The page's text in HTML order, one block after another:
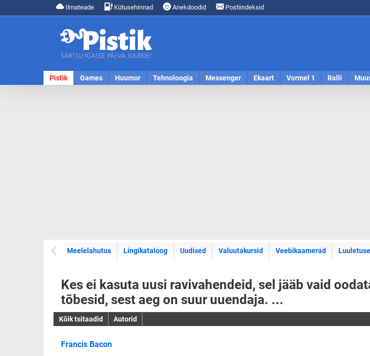
Ilmateade Kütusehinnad Anekdoodid Postiindeksid
Pistik Games Huumor Tehnoloogia Messenger Ekaart Vormel 1 Ralli
Meelelahutus Lingikataloog Uudised Valuutakursid Veebikaamerad
Kes ei kasuta uusi ravivahendeid, sel jääb vaid
tõbesid, sest aeg on suur uuendaja. ...
Kõik tsitaadid Autorid
Francis Bacon